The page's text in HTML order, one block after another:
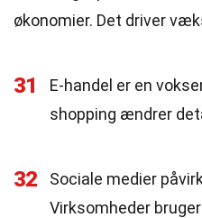
økonomier. Det driver
31
E-handel er en
shopping ændrer
32
Sociale medier
Virksomheder